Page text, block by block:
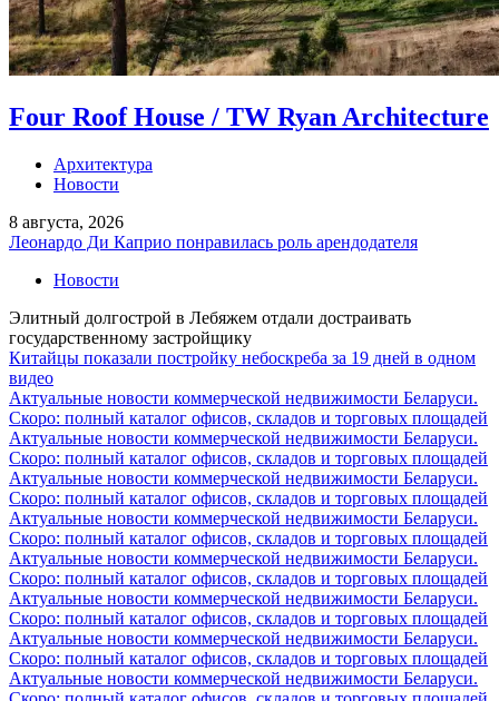
Four Roof House / TW Ryan Architecture
Архитектура
Новости
8 августа, 2026
Леонардо Ди Каприо понравилась роль арендодателя
Новости
Элитный долгострой в Лебяжем отдали достраивать
государственному застройщику
Китайцы показали постройку небоскреба за 19 дней в одном
видео
Актуальные новости коммерческой недвижимости Беларуси.
Скоро: полный каталог офисов, складов и торговых площадей
Актуальные новости коммерческой недвижимости Беларуси.
Скоро: полный каталог офисов, складов и торговых площадей
Актуальные новости коммерческой недвижимости Беларуси.
Скоро: полный каталог офисов, складов и торговых площадей
Актуальные новости коммерческой недвижимости Беларуси.
Скоро: полный каталог офисов, складов и торговых площадей
Актуальные новости коммерческой недвижимости Беларуси.
Скоро: полный каталог офисов, складов и торговых площадей
Актуальные новости коммерческой недвижимости Беларуси.
Скоро: полный каталог офисов, складов и торговых площадей
Актуальные новости коммерческой недвижимости Беларуси.
Скоро: полный каталог офисов, складов и торговых площадей
Актуальные новости коммерческой недвижимости Беларуси.